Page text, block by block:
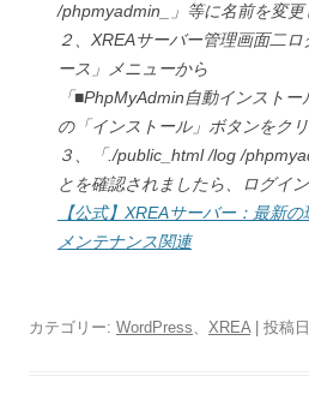
/phpmyadmin_」等に名前を変更
２、XREAサーバー管理画面二
ース」メニューから
「■PhpMyAdmin自動インスト
の「インストール」ボタンをクリ
３、「./public_html /log /
とを確認されましたら、ログイン
【公式】XREAサーバー：最新
メンテナンス関連
カテゴリー: WordPress、 XREA| 投稿